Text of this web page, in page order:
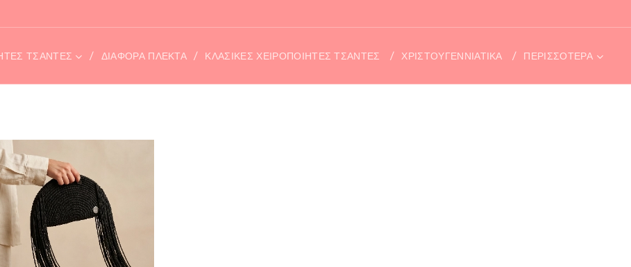
ΤΣΆΝΤΕΣ ΔΙΑΦΟΡΑ ΠΛΕΚΤΑ ΚΛΑΣΙΚΕΣ ΧΕΙΡΟΠΟΙΗΤΕΣ ΤΣΑΝΤΕΣ ΧΡΙΣΤΟΥΓΕΝΝΙΑΤΙΚΑ ΠΕΡΙΣΣΌΤΕΡΑ